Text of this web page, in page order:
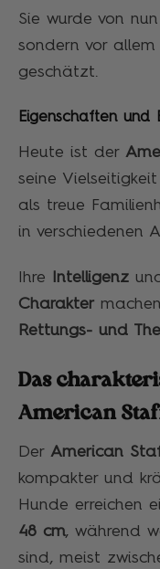
Sie wurde von
sondern vor allem
geschätzt.
Eigenschaften und
Heute ist der
seine
als treue
in verschiedenen
Ihre Intelligenz
Charakter
Rettungs- und
Das
American
DerAmerican
kompakter und
Hunde erreichen
48 cm, während
sind, meist